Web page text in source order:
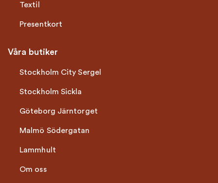
Textil
Presentkort
Våra butiker
Stockholm City Sergel
Stockholm Sickla
Göteborg Järntorget
Malmö Södergatan
Lammhult
Om oss